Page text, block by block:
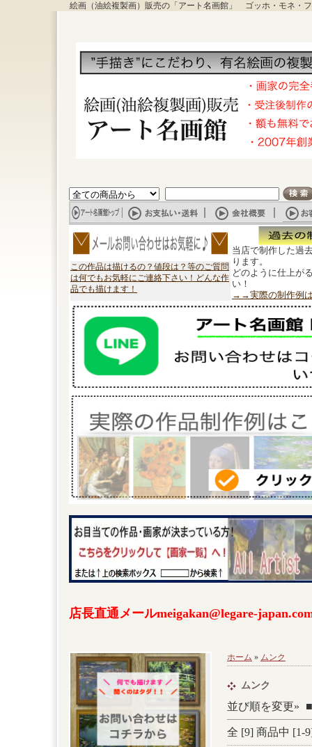
絵画（油絵複製画）販売の「アート名画館」 ゴッホ・モネ・
この作品は描けるの？値段は？等のご質問
は何でもお気軽にご連絡下さい！どんな作
品でも描けます！
当店で制作した過
ります。
どのように仕上が
い！
→→実際の制作例
店長直通メールmeigakan@legare-
ホーム » ムンク
ムンク
並び順を変更» ■
全 [9] 商品中 [1-9